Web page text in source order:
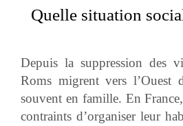
Quelle situation
Depuis la suppression des
Roms migrent vers l’Ouest
souvent en famille. En
contraints d’organiser leur